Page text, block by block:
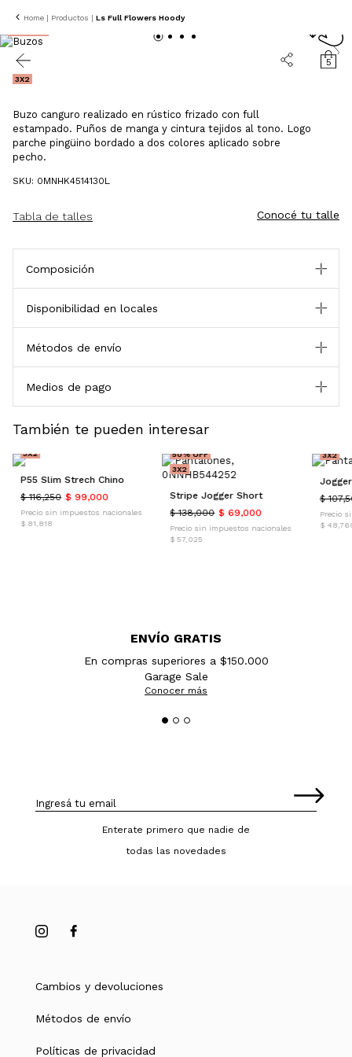
Home | Productos | Ls Full Flowers Hoody
5
3X2
Buzo canguro realizado en rústico frizado con full
estampado. Puños de manga y cintura tejidos al tono. Logo
parche pingüino bordado a dos colores aplicado sobre
pecho.
SKU: 0MNHK4514130L
Tabla de talles Conocé tu talle
Composición
Disponibilidad en locales
Métodos de envío
Medios de pago
También te pueden interesar
3X2
P55 Slim Strech Chino
$ 116,250 $ 99,000
Precio sin impuestos nacionales
$ 81,818
50% OFF
3X2
Stripe Jogger Short
$ 138,000 $ 69,000
Precio sin impuestos nacionales
$ 57,025
3X2
$
Precio
$
ENVÍO GRATIS
En compras superiores a $150.000
Garage Sale
Conocer más
Enterate primero que nadie de
todas las novedades
Cambios y devoluciones
Métodos de envío
Políticas de privacidad